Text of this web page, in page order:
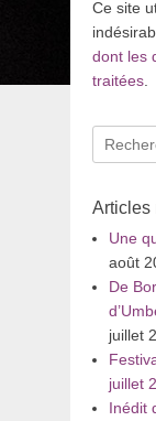
Ce site
dont les
traitées
pour
Articles
Une
août
De
juillet
juillet
Inédit